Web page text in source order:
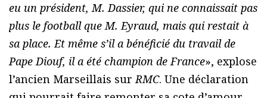
eu un président, M. Dassier, qui ne connaissait pas
plus le football que M. Eyraud, mais qui restait à
sa place. Et même s’il a bénéficié du travail de
Pape Diouf, il a été champion de France», explose
l’ancien Marseillais surRMC. Une déclaration